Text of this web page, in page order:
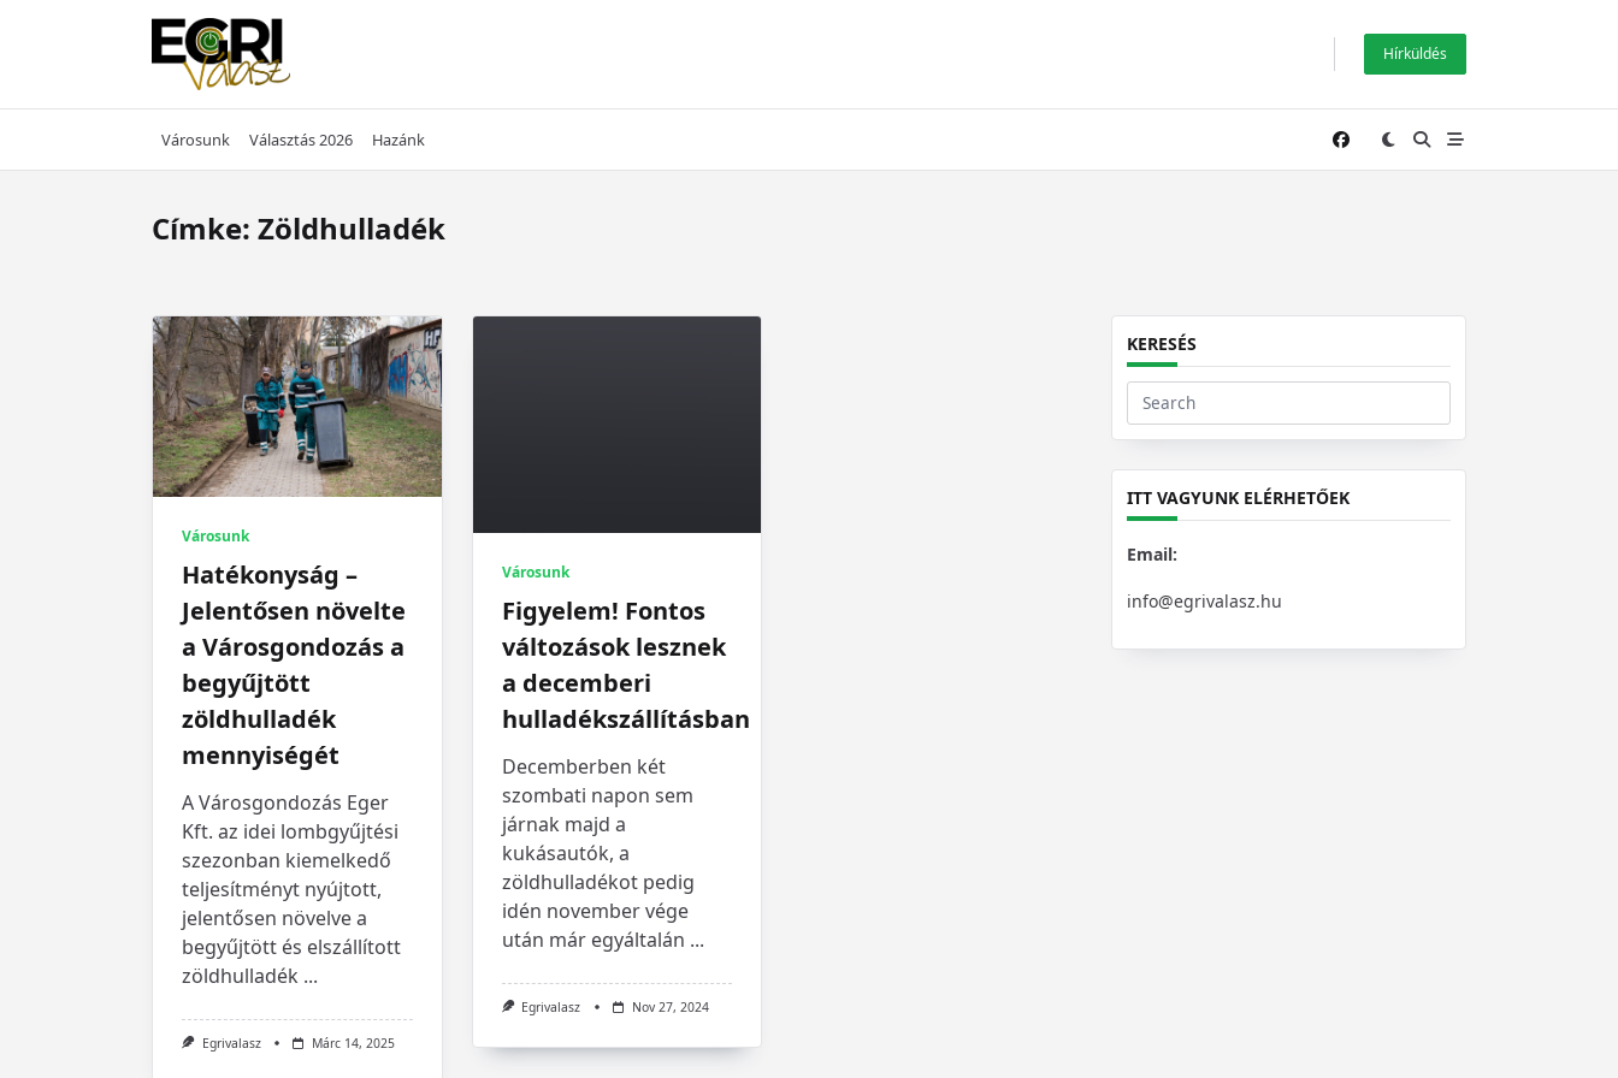
Hírküldés
Városunk Választás 2026 Hazánk
Címke: Zöldhulladék
Városunk
Hatékonyság –
Jelentősen növelte
a Városgondozás a
begyűjtött
zöldhulladék
mennyiségét
A Városgondozás Eger
Kft. az idei lombgyűjtési
szezonban kiemelkedő
teljesítményt nyújtott,
jelentősen növelve a
begyűjtött és elszállított
zöldhulladék ...
Egrivalasz Márc 14, 2025
Városunk
Figyelem! Fontos
változások lesznek
a decemberi
hulladékszállításban
Decemberben két
szombati napon sem
járnak majd a
kukásautók, a
zöldhulladékot pedig
idén november vége
után már egyáltalán ...
Egrivalasz Nov 27, 2024
KERESÉS
Search
for:
ITT VAGYUNK ELÉRHETŐEK
Email:
info@egrivalasz.hu